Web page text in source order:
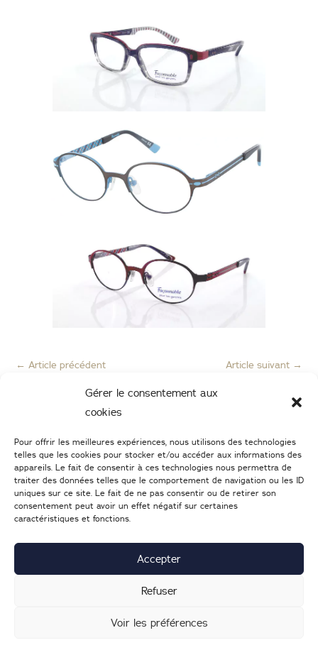
Gérer le consentement aux
cookies
Pour offrir les meilleures expériences, nous utilisons des technologies
telles que les cookies pour stocker et/ou accéder aux informations des
appareils. Le fait de consentir à ces technologies nous permettra de
traiter des données telles que le comportement de navigation ou les ID
uniques sur ce site. Le fait de ne pas consentir ou de retirer son
consentement peut avoir un effet négatif sur certaines
caractéristiques et fonctions.
Accepter
Refuser
Voir les préférences
←Article précédent Article suivant→
u mardi au samedi : 9h30-19h